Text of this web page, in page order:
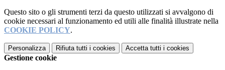
Questo sito o gli strumenti terzi da questo utilizzati si avvalgono di
cookie necessari al funzionamento ed utili alle finalità illustrate nella
COOKIE POLICY.
Personalizza Rifiuta tutti i cookies Accetta tutti i cookies
Gestione cookie